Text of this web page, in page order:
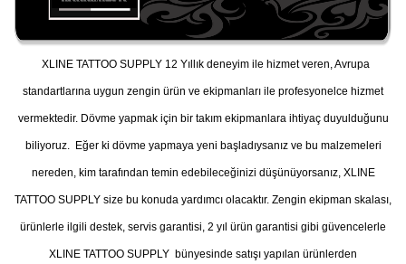
XLINE TATTOO SUPPLY 12 Yıllık deneyim ile hizmet veren, Avrupa
standartlarına uygun zengin ürün ve ekipmanları ile profesyonelce hizmet
vermektedir. Dövme yapmak için bir takım ekipmanlara ihtiyaç duyulduğunu
biliyoruz. Eğer ki dövme yapmaya yeni başladıysanız ve bu malzemeleri
nereden, kim tarafından temin edebileceğinizi düşünüyorsanız, XLINE
TATTOO SUPPLY size bu konuda yardımcı olacaktır. Zengin ekipman skalası,
ürünlerle ilgili destek, servis garantisi, 2 yıl ürün garantisi gibi güvencelerle
XLINE TATTOO SUPPLY bünyesinde satışı yapılan ürünlerden